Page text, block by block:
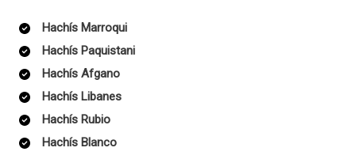
Hachís Marroqui
Hachís Paquistani
Hachís Afgano
Hachís Libanes
Hachís Rubio
Hachís Blanco